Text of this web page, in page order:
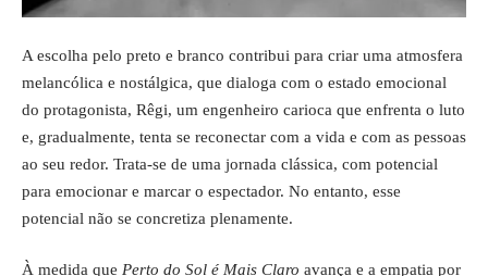
A escolha pelo preto e branco contribui para criar uma atmosfera
melancólica e nostálgica, que dialoga com o estado emocional
do protagonista, Rêgi, um engenheiro carioca que enfrenta o luto
e, gradualmente, tenta se reconectar com a vida e com as pessoas
ao seu redor. Trata-se de uma jornada clássica, com potencial
para emocionar e marcar o espectador. No entanto, esse
potencial não se concretiza plenamente.
À medida que Perto do Sol é Mais Claro avança e a empatia por